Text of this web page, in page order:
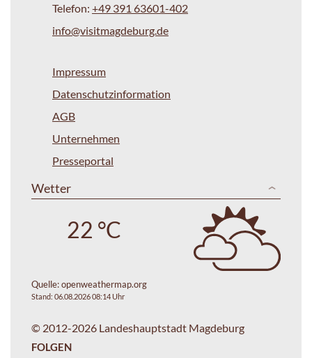
Telefon: +49 391 63601-402
info@visitmagdeburg.de
Impressum
Datenschutzinformation
AGB
Unternehmen
Presseportal
Wetter
22 °C
Quelle:openweathermap.org
Stand: 06.08.2026 08:14 Uhr
© 2012-2026 Landeshauptstadt Magdeburg
FOLGEN